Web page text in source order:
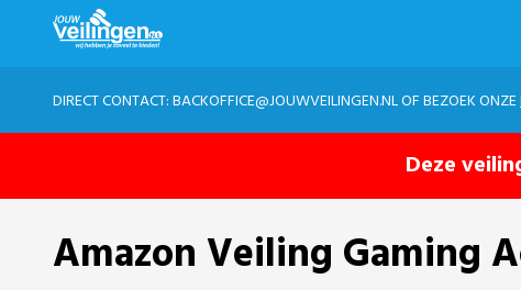
DIRECT CONTACT:BACKOFFICE@JOUWVEILINGEN.NLOF BEZOEK ONZE
Deze
Amazon Veiling Gaming